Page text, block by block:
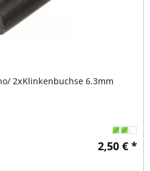
2xKlinkenbuchse 6.3mm
2,50 € *